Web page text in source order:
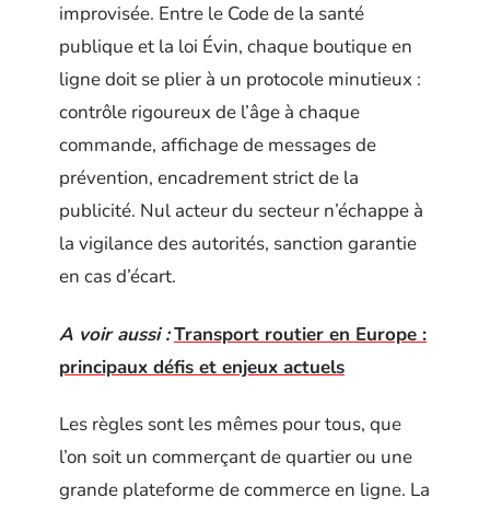
improvisée. Entre le Code de la santé
publique et la loi Évin, chaque boutique en
ligne doit se plier à un protocole minutieux :
contrôle rigoureux de l’âge à chaque
commande, affichage de messages de
prévention, encadrement strict de la
publicité. Nul acteur du secteur n’échappe à
la vigilance des autorités, sanction garantie
en cas d’écart.
A voir aussi :Transport routier en Europe :
principaux défis et enjeux actuels
Les règles sont les mêmes pour tous, que
l’on soit un commerçant de quartier ou une
grande plateforme de commerce en ligne. La